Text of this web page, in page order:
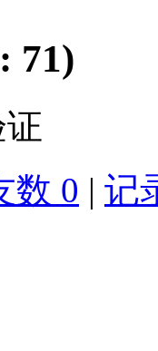
71)
数 0 | 记